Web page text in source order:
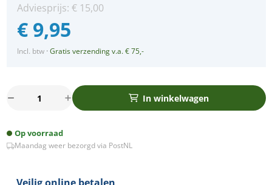
Adviesprijs: € 15,00
€ 9,95
Incl. btw ·Gratis verzending v.a. € 75,-
COB
3Watt
In winkelwagen
Op voorraad
Maandag weer bezorgd via PostNL